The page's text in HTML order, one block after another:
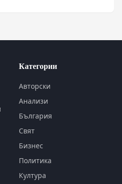
Категории
Авторски
Анализи
България
Свят
Бизнес
Политика
Култура